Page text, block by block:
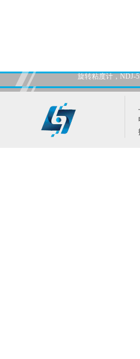
旋转粘度计，NDJ-